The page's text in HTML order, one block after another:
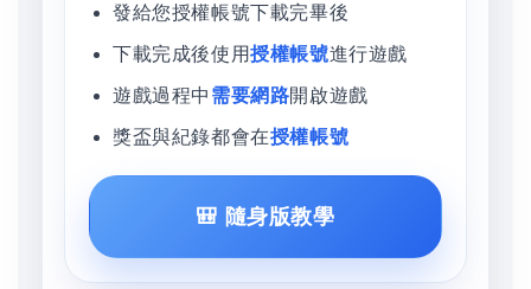
發給您授權帳號下載完畢後
下載完成後使用授權帳號進行遊戲
遊戲過程中 需要網路開啟遊戲
獎盃與紀錄都會在授權帳號
🎒 隨身版教學